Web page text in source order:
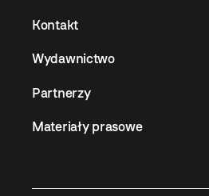
Kontakt
Wydawnictwo
Partnerzy
Materiały prasowe